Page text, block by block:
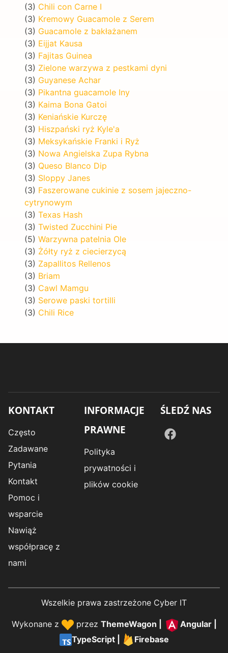
(3) Chili con Carne I
(3) Kremowy Guacamole z Serem
(3) Guacamole z bakłażanem
(3) Eijjat Kausa
(3) Fajitas Guinea
(3) Zielone warzywa z pestkami dyni
(3) Guyanese Achar
(3) Pikantna guacamole Iny
(3) Kaima Bona Gatoi
(3) Keniańskie Kurczę
(3) Hiszpański ryż Kyle'a
(3) Meksykańskie Franki i Ryż
(3) Nowa Angielska Zupa Rybna
(3) Queso Blanco Dip
(3) Sloppy Janes
(3) Faszerowane cukinie z sosem jajeczno-
cytrynowym
(3) Texas Hash
(3) Twisted Zucchini Pie
(5) Warzywna patelnia Ole
(3) Żółty ryż z ciecierzycą
(3) Zapallitos Rellenos
(3) Briam
(3) Cawl Mamgu
(3) Serowe paski tortilli
(3) Chili Rice
KONTAKT
Często
Zadawane
Pytania
Kontakt
Pomoc i
wsparcie
Nawiąż
współpracę z
nami
INFORMACJE
PRAWNE
Polityka
prywatności i
plików cookie
ŚLEDŹ NAS
Wszelkie prawa zastrzeżone Cyber IT
Wykonane z przez ThemeWagon Angular|
TypeScript| Firebase